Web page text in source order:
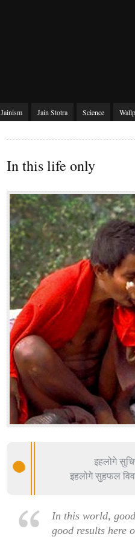
Jainism Jain Stotra Science
In this life only
इहलोगे
इहलोगे सुहफल
In this world,
good results here